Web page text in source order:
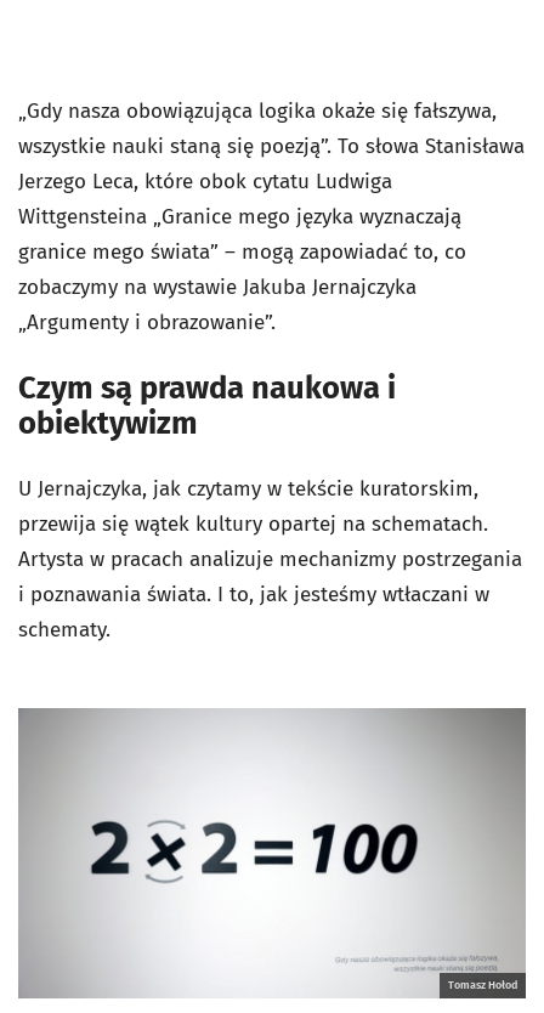
„Gdy nasza obowiązująca logika okaże się fałszywa,
wszystkie nauki staną się poezją”. To słowa Stanisława
Jerzego Leca, które obok cytatu Ludwiga
Wittgensteina „Granice mego języka wyznaczają
granice mego świata” – mogą zapowiadać to, co
zobaczymy na wystawie Jakuba Jernajczyka
„Argumenty i obrazowanie”.
Czym są prawda naukowa i
obiektywizm
U Jernajczyka, jak czytamy w tekście kuratorskim,
przewija się wątek kultury opartej na schematach.
Artysta w pracach analizuje mechanizmy postrzegania
i poznawania świata. I to, jak jesteśmy wtłaczani w
schematy.
Tomasz Hołod